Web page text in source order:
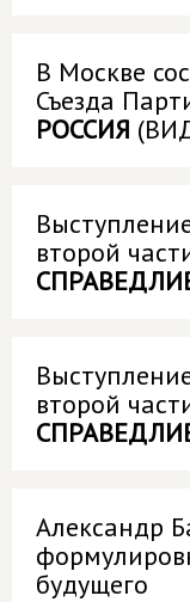
В Москве
Съезда
РОССИЯ
второй
второй
Александр
будущего